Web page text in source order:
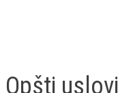
Opšti uslovi